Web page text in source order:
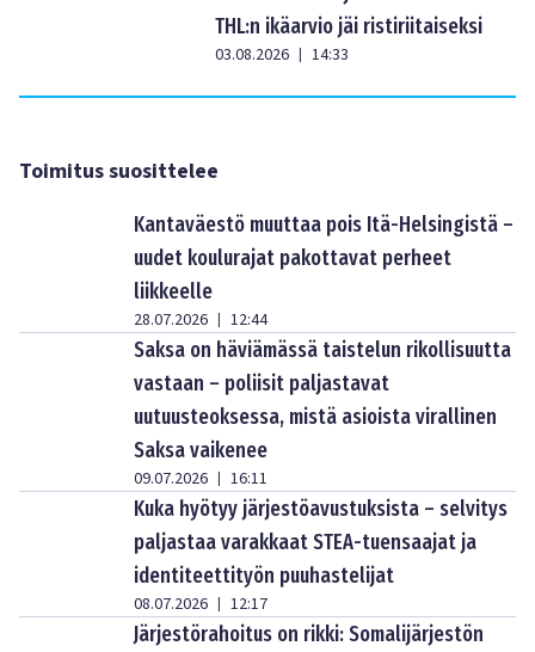
THL:n ikäarvio jäi ristiriitaiseksi
03.08.2026 | 14:33
Toimitus suosittelee
Kantaväestö muuttaa pois Itä-Helsingistä –
uudet koulurajat pakottavat perheet
liikkeelle
28.07.2026 | 12:44
Saksa on häviämässä taistelun rikollisuutta
vastaan – poliisit paljastavat
uutuusteoksessa, mistä asioista virallinen
Saksa vaikenee
09.07.2026 | 16:11
Kuka hyötyy järjestöavustuksista – selvitys
paljastaa varakkaat STEA-tuensaajat ja
identiteettityön puuhastelijat
08.07.2026 | 12:17
Järjestörahoitus on rikki: Somalijärjestön